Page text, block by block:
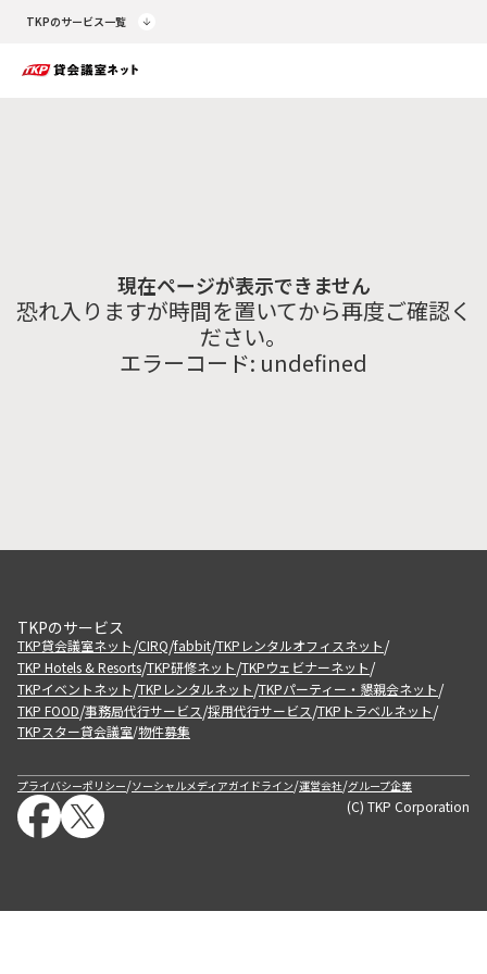
TKPのサービス一覧
現在ページが表示できません
恐れ入りますが時間を置いてから再度ご確認く
ださい。
エラーコード: undefined
TKPのサービス
TKP貸会議室ネット/CIRQ/fabbit/TKPレンタルオフィスネット/
TKP Hotels & Resorts/TKP研修ネット/TKPウェビナーネット/
TKPイベントネット/TKPレンタルネット/TKPパーティー・懇親会ネット/
TKP FOOD/事務局代行サービス/採用代行サービス/TKPトラベルネット/
TKPスター貸会議室/物件募集
プライバシーポリシー/ソーシャルメディアガイドライン/運営会社/グループ企業
(C) TKP Corporation